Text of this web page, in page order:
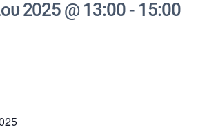
2025 @ 13:00 - 15:00